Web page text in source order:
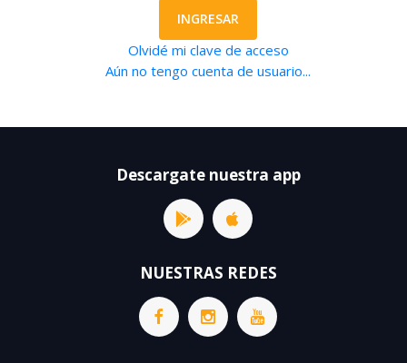
INGRESAR
Olvidé mi clave de acceso
Aún no tengo cuenta de usuario...
Descargate nuestra app
NUESTRAS REDES